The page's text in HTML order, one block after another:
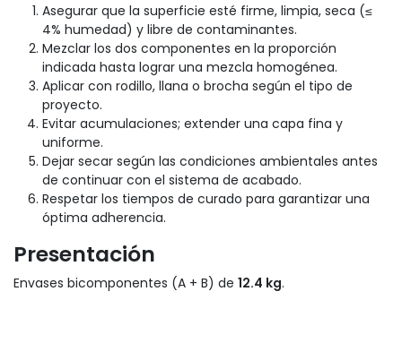
Asegurar que la superficie esté firme, limpia, seca (≤
4% humedad) y libre de contaminantes.
Mezclar los dos componentes en la proporción
indicada hasta lograr una mezcla homogénea.
Aplicar con rodillo, llana o brocha según el tipo de
proyecto.
Evitar acumulaciones; extender una capa fina y
uniforme.
Dejar secar según las condiciones ambientales antes
de continuar con el sistema de acabado.
Respetar los tiempos de curado para garantizar una
óptima adherencia.
Presentación
Envases bicomponentes (A + B) de 12.4 kg.